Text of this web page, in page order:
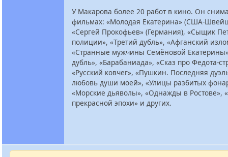
У Макарова более 20 работ в кино. Он
фильмах: «Молодая Екатерина» (США-
«Сергей Прокофьев» (Германия), «Сыщик
полиции», «Третий дубль», «Афганский
«Странные мужчины Семёновой
дубль», «Барабаниада», «Сказ про Федота-
«Русский ковчег», «Пушкин. Последняя
любовь души моей», «Улицы разбитых
«Морские дьяволы», «Однажды в Ростове»,
прекрасной эпохи» и других.